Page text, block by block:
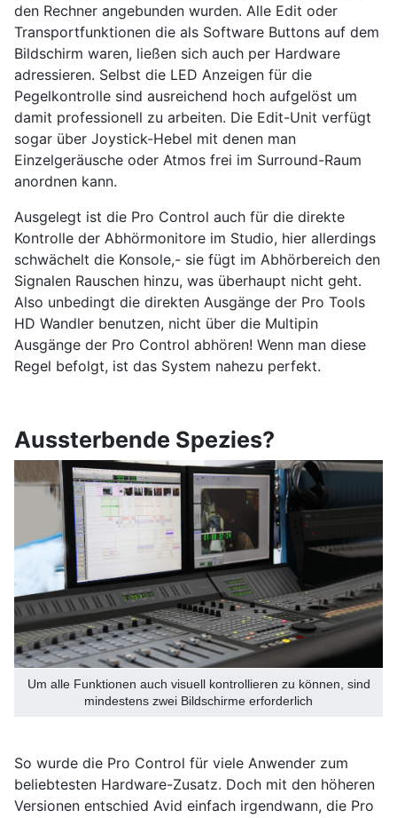
den Rechner angebunden wurden. Alle Edit oder
Transportfunktionen die als Software Buttons auf dem
Bildschirm waren, ließen sich auch per Hardware
adressieren. Selbst die LED Anzeigen für die
Pegelkontrolle sind ausreichend hoch aufgelöst um
damit professionell zu arbeiten. Die Edit-Unit verfügt
sogar über Joystick-Hebel mit denen man
Einzelgeräusche oder Atmos frei im Surround-Raum
anordnen kann.
Ausgelegt ist die Pro Control auch für die direkte
Kontrolle der Abhörmonitore im Studio, hier allerdings
schwächelt die Konsole,- sie fügt im Abhörbereich den
Signalen Rauschen hinzu, was überhaupt nicht geht.
Also unbedingt die direkten Ausgänge der Pro Tools
HD Wandler benutzen, nicht über die Multipin
Ausgänge der Pro Control abhören! Wenn man diese
Regel befolgt, ist das System nahezu perfekt.
Aussterbende Spezies?
Um alle Funktionen auch visuell kontrollieren zu können, sind
mindestens zwei Bildschirme erforderlich
So wurde die Pro Control für viele Anwender zum
beliebtesten Hardware-Zusatz. Doch mit den höheren
Versionen entschied Avid einfach irgendwann, die Pro